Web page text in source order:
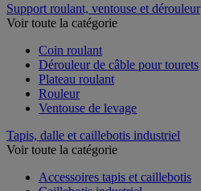
Support roulant, ventouse et dérouleur
Voir toute la catégorie
Coin roulant
Dérouleur de câble pour tourets
Plateau roulant
Rouleur
Ventouse de levage
Tapis, dalle et caillebotis industriel
Voir toute la catégorie
Accessoires tapis et caillebotis